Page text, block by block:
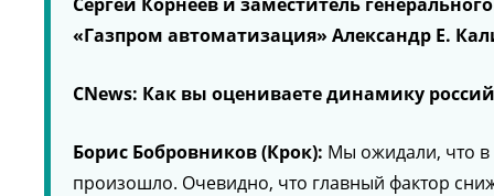
«Газпром автоматизация» Александр Е.
CNews: Как вы оцениваете динамику
Борис Бобровников (Крок): Мы ожидали, что в
произошло. Очевидно, что главный фактор